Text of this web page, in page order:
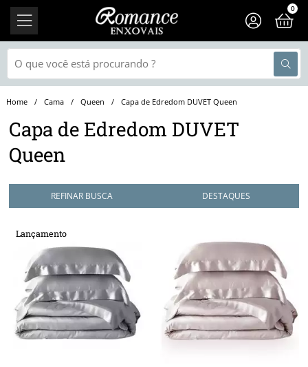
0
Cama Queen Capa de Edredom DUVET Queen
Capa de Edredom DUVET
Queen
REFINAR BUSCA
Lançamento